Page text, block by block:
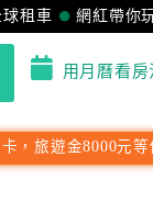
網紅帶你
球租車
用月曆看房
，旅遊金8000元等